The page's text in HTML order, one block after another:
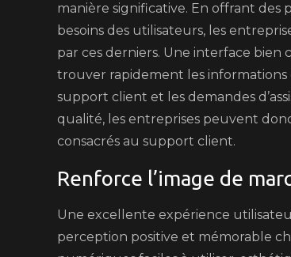
manière significative. En offrant
besoins des utilisateurs, les
par ces derniers. Une interface
trouver rapidement les informations
support client et les demandes
qualité, les entreprises peuvent
consacrés au support client.
Renforce l’image de
Une excellente expérience
perception positive et mémorable